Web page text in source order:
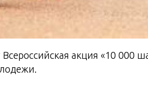
акция «10 000